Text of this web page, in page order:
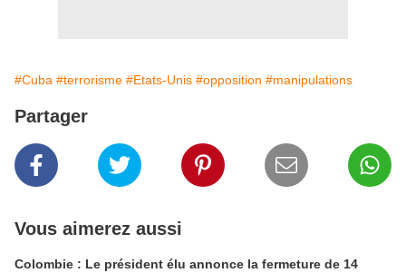
#Cuba #terrorisme #Etats-Unis #opposition #manipulations
Partager
Vous aimerez aussi
Colombie : Le président élu annonce la fermeture de 14